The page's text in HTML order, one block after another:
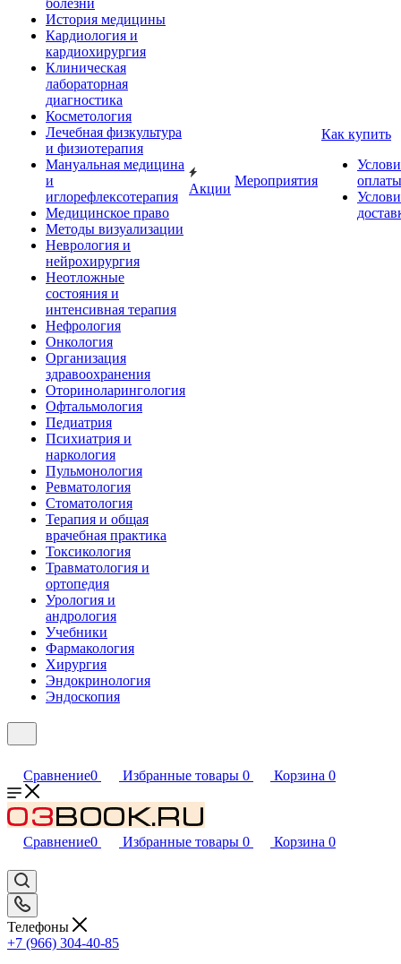
болезни
История медицины
Кардиология и
кардиохирургия
Клиническая
лабораторная
диагностика
Косметология
Лечебная физкультура
и физиотерапия
Мануальная медицина
и
иглорефлексотерапия
Медицинское право
Методы визуализации
Неврология и
нейрохирургия
Неотложные
состояния и
интенсивная терапия
Нефрология
Онкология
Организация
здравоохранения
Оториноларингология
Офтальмология
Педиатрия
Психиатрия и
наркология
Пульмонология
Ревматология
Стоматология
Терапия и общая
врачебная практика
Токсикология
Травматология и
ортопедия
Урология и
андрология
Учебники
Фармакология
Хирургия
Эндокринология
Эндоскопия
Акции
Мероприятия
Как купить
оплаты
Сравнение0 Избранные товары 0 Корзина 0
Сравнение0 Избранные товары 0 Корзина 0
Телефоны
+7 (966) 304-40-85